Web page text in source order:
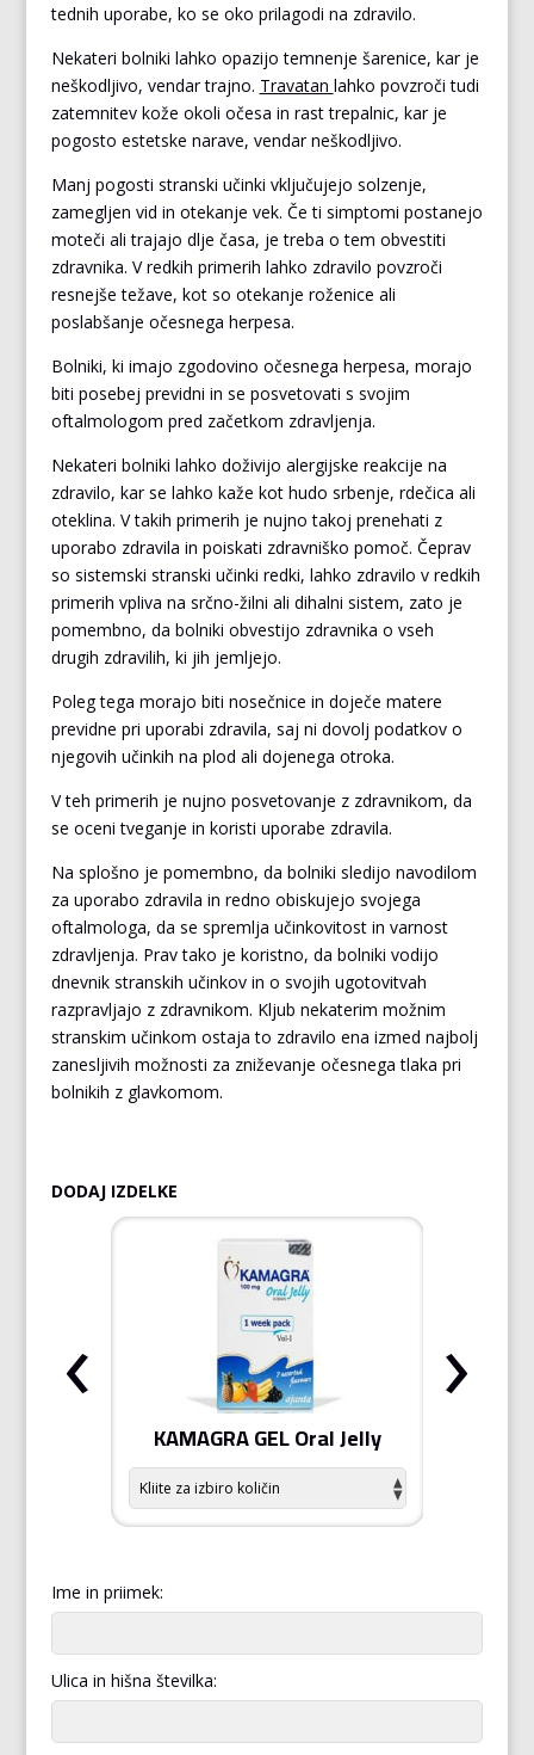
tednih uporabe, ko se oko prilagodi na zdravilo.
Nekateri bolniki lahko opazijo temnenje šarenice, kar je
neškodljivo, vendar trajno. Travatan lahko povzroči tudi
zatemnitev kože okoli očesa in rast trepalnic, kar je
pogosto estetske narave, vendar neškodljivo.
Manj pogosti stranski učinki vključujejo solzenje,
zamegljen vid in otekanje vek. Če ti simptomi postanejo
moteči ali trajajo dlje časa, je treba o tem obvestiti
zdravnika. V redkih primerih lahko zdravilo povzroči
resnejše težave, kot so otekanje roženice ali
poslabšanje očesnega herpesa.
Bolniki, ki imajo zgodovino očesnega herpesa, morajo
biti posebej previdni in se posvetovati s svojim
oftalmologom pred začetkom zdravljenja.
Nekateri bolniki lahko doživijo alergijske reakcije na
zdravilo, kar se lahko kaže kot hudo srbenje, rdečica ali
oteklina. V takih primerih je nujno takoj prenehati z
uporabo zdravila in poiskati zdravniško pomoč. Čeprav
so sistemski stranski učinki redki, lahko zdravilo v redkih
primerih vpliva na srčno-žilni ali dihalni sistem, zato je
pomembno, da bolniki obvestijo zdravnika o vseh
drugih zdravilih, ki jih jemljejo.
Poleg tega morajo biti nosečnice in doječe matere
previdne pri uporabi zdravila, saj ni dovolj podatkov o
njegovih učinkih na plod ali dojenega otroka.
V teh primerih je nujno posvetovanje z zdravnikom, da
se oceni tveganje in koristi uporabe zdravila.
Na splošno je pomembno, da bolniki sledijo navodilom
za uporabo zdravila in redno obiskujejo svojega
oftalmologa, da se spremlja učinkovitost in varnost
zdravljenja. Prav tako je koristno, da bolniki vodijo
dnevnik stranskih učinkov in o svojih ugotovitvah
razpravljajo z zdravnikom. Kljub nekaterim možnim
stranskim učinkom ostaja to zdravilo ena izmed najbolj
zanesljivih možnosti za zniževanje očesnega tlaka pri
bolnikih z glavkomom.
DODAJ IZDELKE
KAMAGRA GEL Oral Jelly
‹ ›
Ime in priimek:
Ulica in hišna številka: